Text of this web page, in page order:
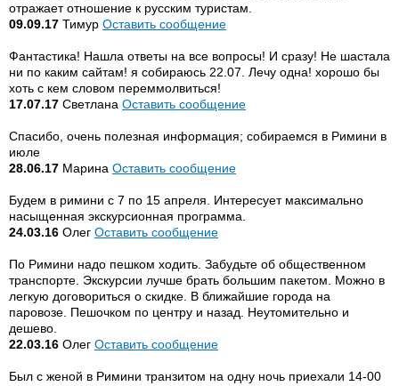
отражает отношение к русским туристам.
09.09.17 Тимур Оставить сообщение
Фантастика! Нашла ответы на все вопросы! И сразу! Не шастала
ни по каким сайтам! я собираюсь 22.07. Лечу одна! хорошо бы
хоть с кем словом переммолвиться!
17.07.17 Светлана Оставить сообщение
Спасибо, очень полезная информация; собираемся в Римини в
июле
28.06.17 Марина Оставить сообщение
Будем в римини с 7 по 15 апреля. Интересует максимально
насыщенная экскурсионная программа.
24.03.16 Олег Оставить сообщение
По Римини надо пешком ходить. Забудьте об общественном
транспорте. Экскурсии лучше брать большим пакетом. Можно в
легкую договориться о скидке. В ближайшие города на
паровозе. Пешочком по центру и назад. Неутомительно и
дешево.
22.03.16 Олег Оставить сообщение
Был с женой в Римини транзитом на одну ночь приехали 14-00